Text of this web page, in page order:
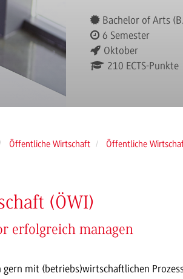
Bachelor of Arts
6 Semester
Oktober
210 ECTS-Punkte
Öffentliche Wirtschaft Öffentliche
(ÖWI)
erfolgreich managen
mit (betriebs)wirtschaftlichen